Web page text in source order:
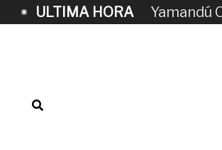
ULTIMA HORA Yamandú